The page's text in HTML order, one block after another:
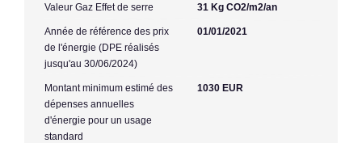
Valeur Gaz Effet de serre 31 Kg CO2/m2/an
Année de référence des prix
de l'énergie (DPE réalisés
jusqu'au 30/06/2024)
01/01/2021
Montant minimum estimé des
dépenses annuelles
d'énergie pour un usage
standard
1030 EUR